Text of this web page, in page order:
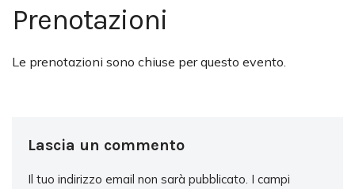
Prenotazioni
Le prenotazioni sono chiuse per questo evento.
Lascia un commento
Il tuo indirizzo email non sarà pubblicato. I campi